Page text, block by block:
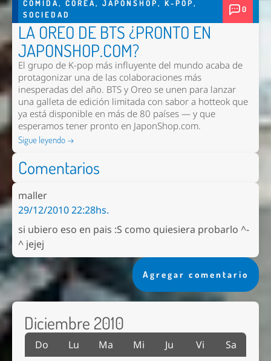
COMIDA, COREA, JAPONSHOP, K-POP,
SOCIEDAD
0
LA OREO DE BTS ¿PRONTO EN
JAPONSHOP.COM?
El grupo de K-pop más influyente del mundo acaba de
protagonizar una de las colaboraciones más
inesperadas del año. BTS y Oreo se unen para lanzar
una galleta de edición limitada con sabor a hotteok que
ya está disponible en más de 80 países — y que
esperamos tener pronto en JaponShop.com.
Sigue leyendo →
Comentarios
maller
29/12/2010 22:28hs.
si ubiero eso en pais :S como quiesiera probarlo ^-
^ jejej
Agregar comentario
Diciembre 2010
Do Lu Ma Mi Ju Vi
Sa